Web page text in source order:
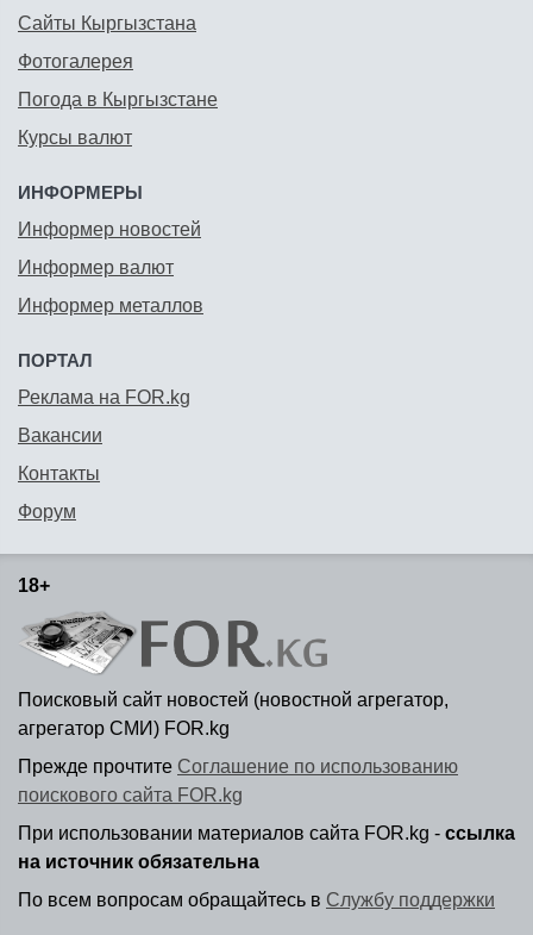
Сайты Кыргызстана
Фотогалерея
Погода в Кыргызстане
Курсы валют
ИНФОРМЕРЫ
Информер новостей
Информер валют
Информер металлов
ПОРТАЛ
Реклама на FOR.kg
Вакансии
Контакты
Форум
18+
Поисковый сайт новостей (новостной агрегатор,
агрегатор СМИ) FOR.kg
Прежде прочтите Соглашение по использованию
поискового сайта FOR.kg
При использовании материалов сайта FOR.kg - ссылка
на источник обязательна
По всем вопросам обращайтесь в Службу поддержки